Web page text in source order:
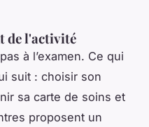
de l'activité
à l’examen. Ce qui
suit : choisir son
sa carte de soins et
proposent un